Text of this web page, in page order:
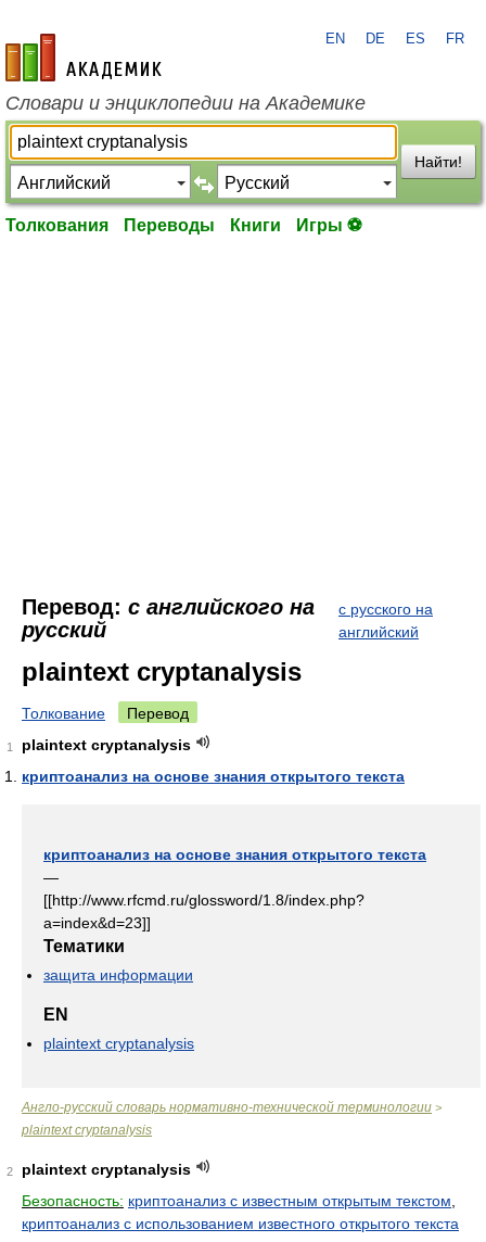
academic.ru
EN DE ES FR
Словари и энциклопедии на Академике
Найти!
Толкования Переводы Книги Игры ⚽
Перевод: с английского на
русский
с русского на
английский
plaintext cryptanalysis
Толкование Перевод
1
plaintext cryptanalysis
криптоанализ на основе знания открытого текста
криптоанализ на основе знания открытого текста
—
[[http://www.rfcmd.ru/glossword/1.8/index.php?
a=index&d=23]]
Тематики
защита информации
EN
plaintext cryptanalysis
Англо-русский словарь нормативно-технической терминологии >
plaintext cryptanalysis
2
plaintext cryptanalysis
Безопасность: криптоанализ с известным открытым текстом
криптоанализ с использованием известного открытого текста